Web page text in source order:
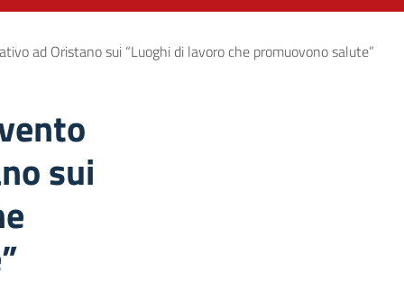
ad Oristano sui “Luoghi di lavoro che promuovono salute”
sui